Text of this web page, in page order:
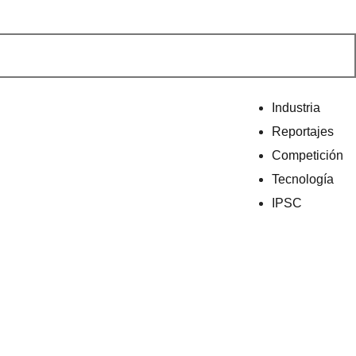
Industria
Reportajes
Competición
Tecnología
IPSC